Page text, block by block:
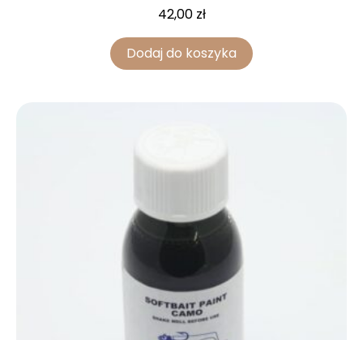
42,00 zł
Dodaj do koszyka